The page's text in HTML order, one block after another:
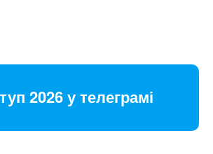
2026 у телеграмі